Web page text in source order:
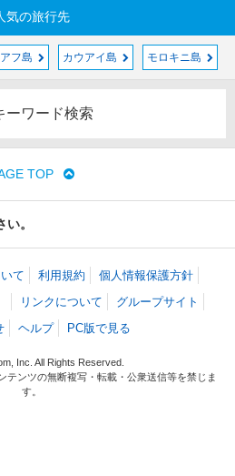
気の旅行先
フ島 カウアイ島 モロキニ島
ーワード検索
TOP
。
て 利用規約
個人情報保護方針
リンクについて
グループサイト
ヘルプ PC版で見る
Inc. All Rights Reserved.
テンツの無断複写・転載・公衆送信等を禁じま
す。